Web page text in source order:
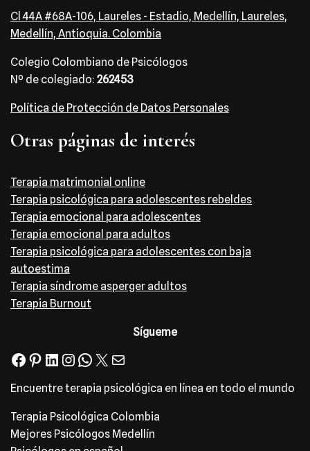
Cl 44A #68A-106, Laureles - Estadio, Medellín, Laureles,
Medellín, Antioquia. Colombia
Colegio Colombiano de Psicólogos
Nº de colegiado: 262453
Política de Protección de Datos Personales
Otras páginas de interés
Terapia matrimonial online
Terapia psicológica para adolescentes rebeldes
Terapia emocional para adolescentes
Terapia emocional para adultos
Terapia psicológica para adolescentes con baja
autoestima
Terapia síndrome asperger adultos
Terapia Burnout
Sígueme
Encuentre terapia psicológica en línea en todo el mundo
Terapia Psicológica Colombia
Mejores Psicólogos Medellín